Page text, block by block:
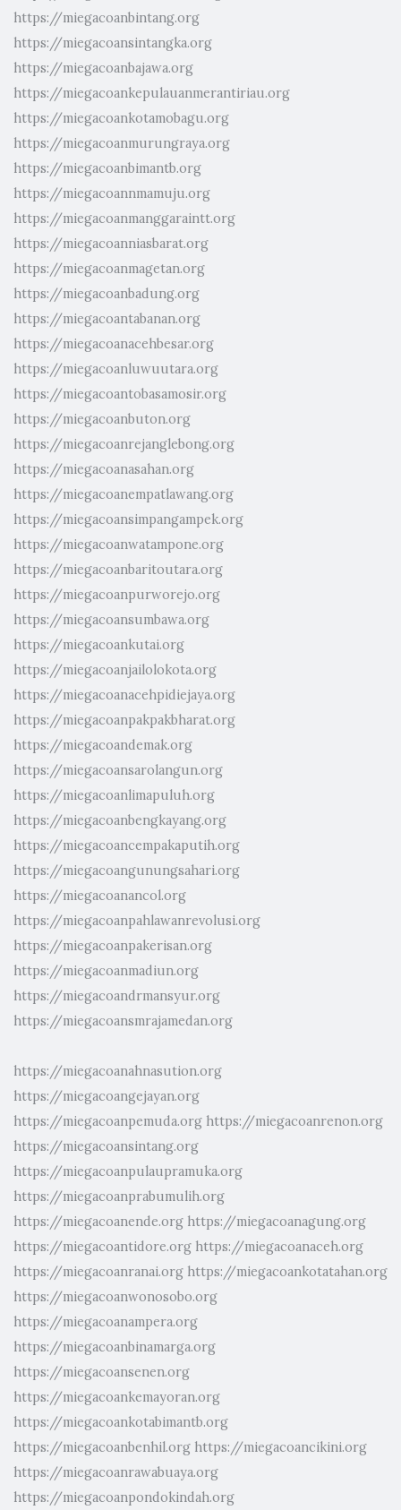
https://miegacoanbintang.org
https://miegacoansintangka.org
https://miegacoanbajawa.org
https://miegacoankepulauanmerantiriau.org
https://miegacoankotamobagu.org
https://miegacoanmurungraya.org
https://miegacoanbimantb.org
https://miegacoannmamuju.org
https://miegacoanmanggaraintt.org
https://miegacoanniasbarat.org
https://miegacoanmagetan.org
https://miegacoanbadung.org
https://miegacoantabanan.org
https://miegacoanacehbesar.org
https://miegacoanluwuutara.org
https://miegacoantobasamosir.org
https://miegacoanbuton.org
https://miegacoanrejanglebong.org
https://miegacoanasahan.org
https://miegacoanempatlawang.org
https://miegacoansimpangampek.org
https://miegacoanwatampone.org
https://miegacoanbaritoutara.org
https://miegacoanpurworejo.org
https://miegacoansumbawa.org
https://miegacoankutai.org
https://miegacoanjailolokota.org
https://miegacoanacehpidiejaya.org
https://miegacoanpakpakbharat.org
https://miegacoandemak.org
https://miegacoansarolangun.org
https://miegacoanlimapuluh.org
https://miegacoanbengkayang.org
https://miegacoancempakaputih.org
https://miegacoangunungsahari.org
https://miegacoanancol.org
https://miegacoanpahlawanrevolusi.org
https://miegacoanpakerisan.org
https://miegacoanmadiun.org
https://miegacoandrmansyur.org
https://miegacoansmrajamedan.org
https://miegacoanahnasution.org
https://miegacoangejayan.org
https://miegacoanpemuda.org https://miegacoanrenon.org
https://miegacoansintang.org
https://miegacoanpulaupramuka.org
https://miegacoanprabumulih.org
https://miegacoanende.org https://miegacoanagung.org
https://miegacoantidore.org https://miegacoanaceh.org
https://miegacoanranai.org https://miegacoankotatahan.org
https://miegacoanwonosobo.org
https://miegacoanampera.org
https://miegacoanbinamarga.org
https://miegacoansenen.org
https://miegacoankemayoran.org
https://miegacoankotabimantb.org
https://miegacoanbenhil.org https://miegacoancikini.org
https://miegacoanrawabuaya.org
https://miegacoanpondokindah.org